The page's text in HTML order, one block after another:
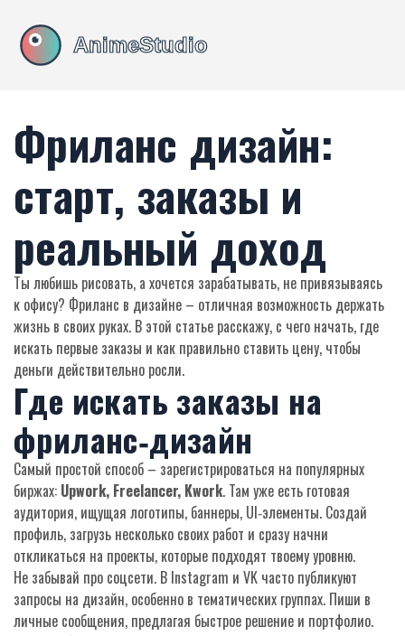
Фриланс дизайн:
старт, заказы и
реальный доход
Ты любишь рисовать, а хочется зарабатывать, не привязываясь
к офису? Фриланс в дизайне – отличная возможность держать
жизнь в своих руках. В этой статье расскажу, с чего начать, где
искать первые заказы и как правильно ставить цену, чтобы
деньги действительно росли.
Где искать заказы на
фриланс‑дизайн
Самый простой способ – зарегистрироваться на популярных
биржах: Upwork, Freelancer, Kwork. Там уже есть готовая
аудитория, ищущая логотипы, баннеры, UI‑элементы. Создай
профиль, загрузь несколько своих работ и сразу начни
откликаться на проекты, которые подходят твоему уровню.
Не забывай про соцсети. В Instagram и VK часто публикуют
запросы на дизайн, особенно в тематических группах. Пиши в
личные сообщения, предлагая быстрое решение и портфолио.